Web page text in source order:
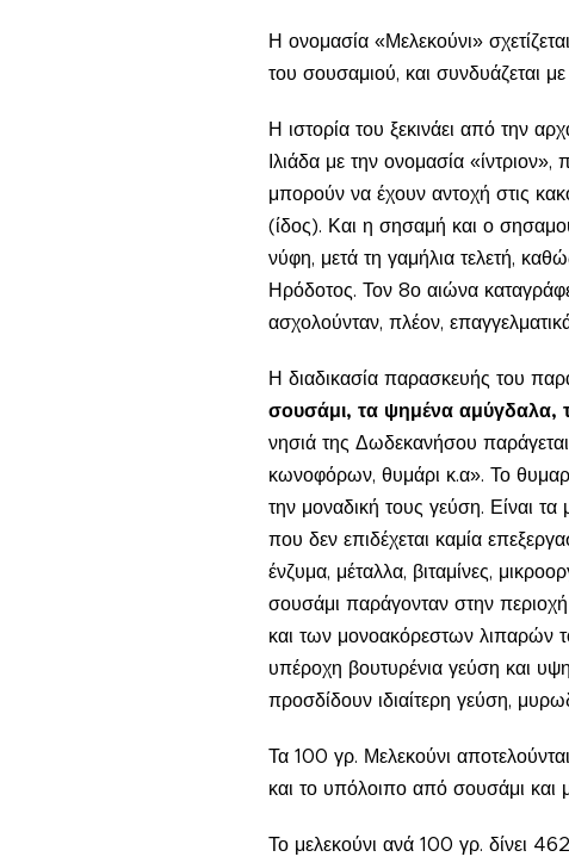
Η ονομασία «Μελεκούνι»
του σουσαμιού, και συνδυάζεται
Η ιστορία του ξεκινάει από την
Ιλιάδα με την ονομασία
μπορούν να έχουν αντοχή στις
(ίδος). Και η σησαμή και ο
νύφη, μετά τη γαμήλια τελετή,
Ηρόδοτος. Τον 8ο αιώνα
ασχολούνταν, πλέον,
Η διαδικασία παρασκευής του
σουσάμι, τα ψημένα αμύγδαλα,
νησιά της Δωδεκανήσου παράγεται
κωνοφόρων, θυμάρι κ.α». Το
την μοναδική τους γεύση. Είναι τα
που δεν επιδέχεται καμία
ένζυμα, μέταλλα, βιταμίνες,
σουσάμι παράγονταν στην περιοχή
και των μονοακόρεστων λιπαρών
υπέροχη βουτυρένια γεύση και
προσδίδουν ιδιαίτερη γεύση,
Τα 100 γρ. Μελεκούνι
και το υπόλοιπο από σουσάμι και
Το μελεκούνι ανά 100 γρ. δίνει